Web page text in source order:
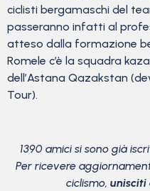
ciclisti bergamaschi del
passeranno infatti al
atteso dalla formazione
Romele c’è la squadra
dell’Astana Qazakstan
Tour).
1390 amici si sono già
Per ricevere
ciclismo, unisciti